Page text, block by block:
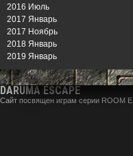
2016 Июль
2017 Январь
2017 Ноябрь
2018 Январь
2019 Январь
DARUMA ESCAPE
Сайт посвящен играм серии ROOM